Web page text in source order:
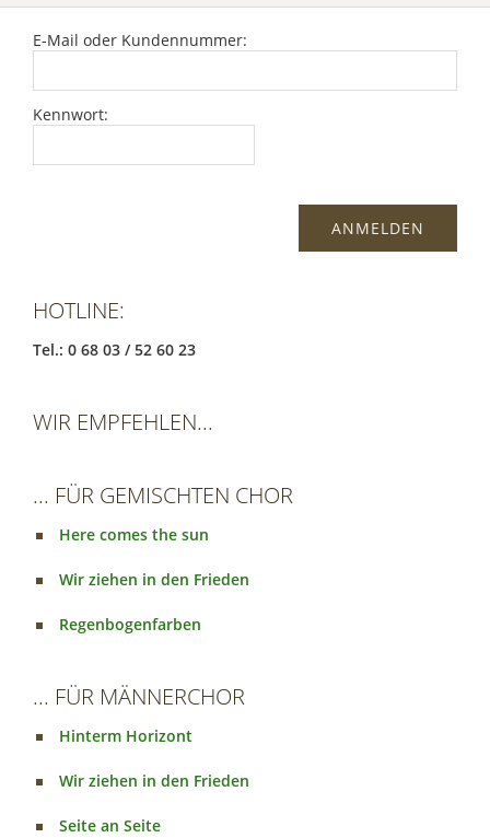
E-Mail oder Kundennummer:
Kennwort:
HOTLINE:
Tel.: 0 68 03 / 52 60 23
WIR EMPFEHLEN...
... FÜR GEMISCHTEN CHOR
Here comes the sun
Wir ziehen in den Frieden
Regenbogenfarben
... FÜR MÄNNERCHOR
Hinterm Horizont
Wir ziehen in den Frieden
Seite an Seite